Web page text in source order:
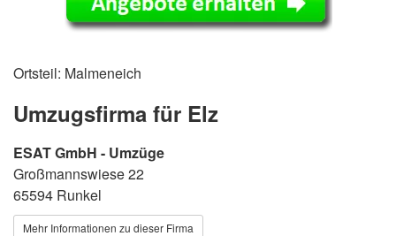
Ortsteil: Malmeneich
Umzugsfirma für Elz
ESAT GmbH - Umzüge
Großmannswiese 22
65594 Runkel
Mehr Informationen zu dieser Firma